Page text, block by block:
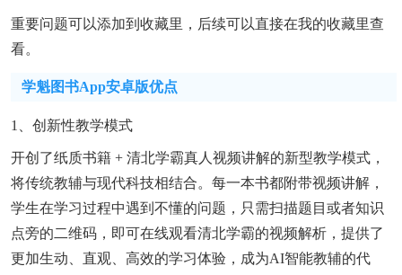
重要问题可以添加到收藏里，后续可以直接在我的收藏里查
看。
学魁图书app安卓版优点
1、创新性教学模式
开创了纸质书籍 + 清北学霸真人视频讲解的新型教学模式，
将传统教辅与现代科技相结合。每一本书都附带视频讲解，
学生在学习过程中遇到不懂的问题，只需扫描题目或者知识
点旁的二维码，即可在线观看清北学霸的视频解析，提供了
更加生动、直观、高效的学习体验，成为AI智能教辅的代